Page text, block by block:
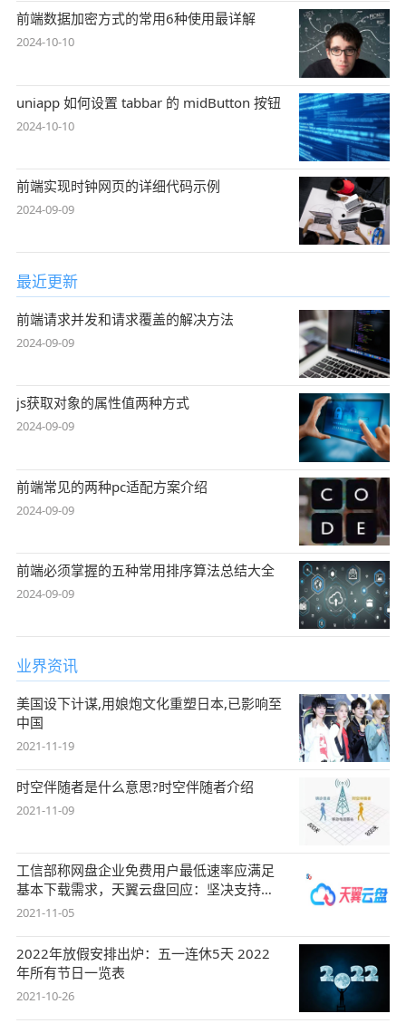
前端数据加密方式的常用6种使用最详解
2024-10-10
uniapp 如何设置 tabbar 的 midButton 按钮
2024-10-10
前端实现时钟网页的详细代码示例
2024-09-09
最近更新
前端请求并发和请求覆盖的解决方法
2024-09-09
js获取对象的属性值两种方式
2024-09-09
前端常见的两种pc适配方案介绍
2024-09-09
前端必须掌握的五种常用排序算法总结大全
2024-09-09
业界资讯
美国设下计谋,用娘炮文化重塑日本,已影响至
中国
2021-11-19
时空伴随者是什么意思?时空伴随者介绍
2021-11-09
工信部称网盘企业免费用户最低速率应满足
基本下载需求，天翼云盘回应：坚决支持，
始终
2021-11-05
2022年放假安排出炉：五一连休5天 2022
年所有节日一览表
2021-10-26